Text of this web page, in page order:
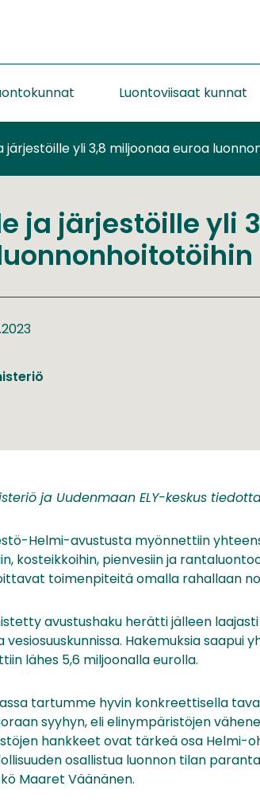
Luontoviisaat kunnat
järjestöille yli 3,8 miljoonaa euroa
ja järjestöille yli
ja Uudenmaan ELY-keskus
Helmi-avustusta myönnettiin
kosteikkoihin, pienvesiin ja
toimenpiteitä omalla rahallaan
avustushaku herätti jälleen
vesiosuuskunnissa. Hakemuksia saapui
lähes 5,6 miljoonalla eurolla.
tartumme hyvin konkreettisella
syyhyn, eli elinympäristöjen
hankkeet ovat tärkeä osa Helmi-
osallistua luonnon tilan
Maaret Väänänen.